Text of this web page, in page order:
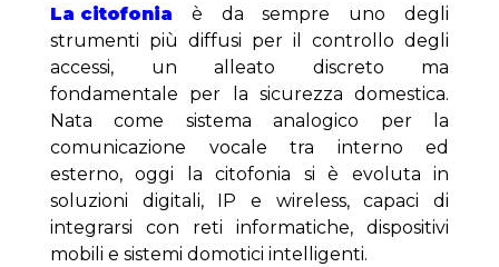
La citofonia è da sempre uno degli
strumenti più diffusi per il controllo degli
accessi, un alleato discreto ma
fondamentale per la sicurezza domestica.
Nata come sistema analogico per la
comunicazione vocale tra interno ed
esterno, oggi la citofonia si è evoluta in
soluzioni digitali, IP e wireless, capaci di
integrarsi con reti informatiche, dispositivi
mobili e sistemi domotici intelligenti.